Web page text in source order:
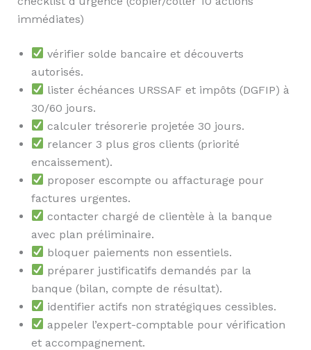
immédiates)
vérifier solde bancaire et découverts
autorisés.
lister échéances URSSAF et impôts (DGFIP) à
30/60 jours.
calculer trésorerie projetée 30 jours.
relancer 3 plus gros clients (priorité
encaissement).
proposer escompte ou affacturage pour
factures urgentes.
contacter chargé de clientèle à la banque
avec plan préliminaire.
bloquer paiements non essentiels.
préparer justificatifs demandés par la
banque (bilan, compte de résultat).
identifier actifs non stratégiques cessibles.
appeler l’expert-comptable pour vérification
et accompagnement.